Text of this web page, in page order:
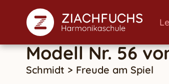
Modell Nr. 56
Schmidt > Freude am Spiel